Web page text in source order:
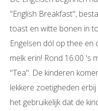
''English Breakfast'',
toast en witte bonen in
Engelsen dól op thee en
melk erin! Rond 16:00 's
''Tea''. De kinderen
lekkere zoetigheden
het gebruikelijk dat de